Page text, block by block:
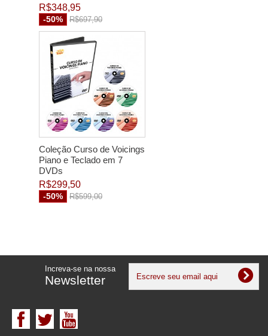
R$348,95
-50% R$697,90
Coleção Curso de Voicings
Piano e Teclado em 7
DVDs
R$299,50
-50% R$599,00
Increva-se na nossa
Newsletter